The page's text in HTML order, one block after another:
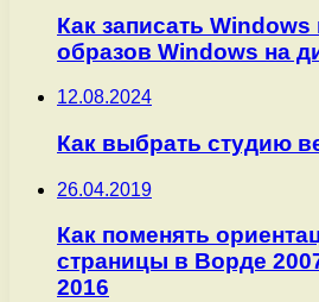
Как записать Windows
образов Windows на
12.08.2024
Как выбрать студию
26.04.2019
Как поменять
страницы в Ворде
2016